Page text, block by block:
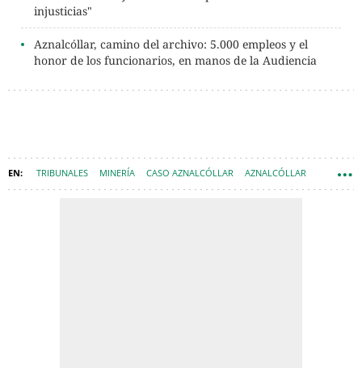
injusticias"
Aznalcóllar, camino del archivo: 5.000 empleos y el
honor de los funcionarios, en manos de la Audiencia
TRIBUNALES MINERÍA CASO AZNALCÓLLAR AZNALCÓLLAR